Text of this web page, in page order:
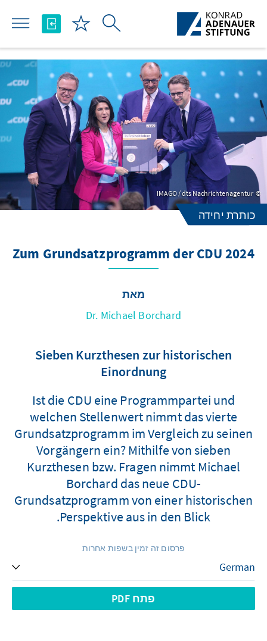
Skip to Main Content
IMAGO / dts Nachrichtenagentur
כותרת יחידה
Zum Grundsatzprogramm der CDU 2024
מאת
Dr. Michael Borchard
Sieben Kurzthesen zur historischen
Einordnung
Ist die CDU eine Programmpartei und
welchen Stellenwert nimmt das vierte
Grundsatzprogramm im Vergleich zu seinen
Vorgängern ein? Mithilfe von sieben
Kurzthesen bzw. Fragen nimmt Michael
Borchard das neue CDU-
Grundsatzprogramm von einer historischen
Perspektive aus in den Blick.
פרסום זה זמין בשפות אחרות
פתח PDF